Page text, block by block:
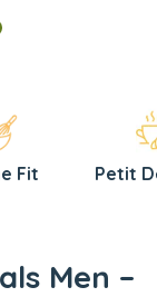
Fit Petit
Men –